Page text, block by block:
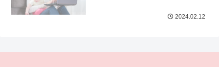
2024.02.12